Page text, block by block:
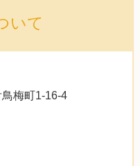
いて
梅町1-16-4